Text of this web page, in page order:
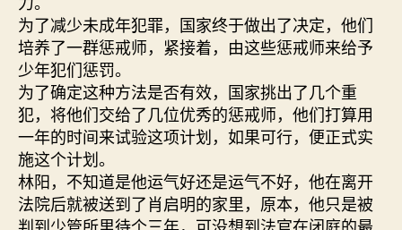
为了减少未成年犯罪，国家终于做出了决定，他们
培养了一群惩戒师，紧接着，由这些惩戒师来给予
少年犯们惩罚。
为了确定这种方法是否有效，国家挑出了几个重
犯，将他们交给了几位优秀的惩戒师，他们打算用
一年的时间来试验这项计划，如果可行，便正式实
施这个计划。
林阳，不知道是他运气好还是运气不好，他在离开
法院后就被送到了肖启明的家里，原本，他只是被
判到少管所里待个三年，可没想到法官在闭庭的最